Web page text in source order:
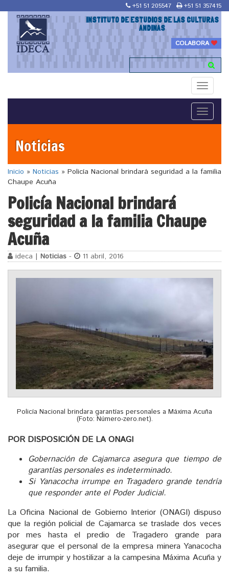
+51 51 205547 +51 51 357415
INSTITUTO DE ESTUDIOS DE LAS CULTURAS
ANDINAS
COLABORA
Toggle
Toggle
Noticias
Inicio » Noticias » Policía Nacional brindará seguridad a la familia
Chaupe Acuña
Policía Nacional brindará
seguridad a la familia Chaupe
Acuña
ideca | Noticias - 11 abril, 2016
Policía Nacional brindara garantías personales a Máxima Acuña
(Foto: Número-zero.net).
POR DISPOSICIÓN DE LA ONAGI
Gobernación de Cajamarca asegura que tiempo de
garantías personales es indeterminado.
Si Yanacocha irrumpe en Tragadero grande tendría
que responder ante el Poder Judicial.
La Oficina Nacional de Gobierno Interior (ONAGI) dispuso
que la región policial de Cajamarca se traslade dos veces
por mes hasta el predio de Tragadero grande para
asegurar que el personal de la empresa minera Yanacocha
deje de irrumpir y hostilizar a la campesina Máxima Acuña y
a su familia.